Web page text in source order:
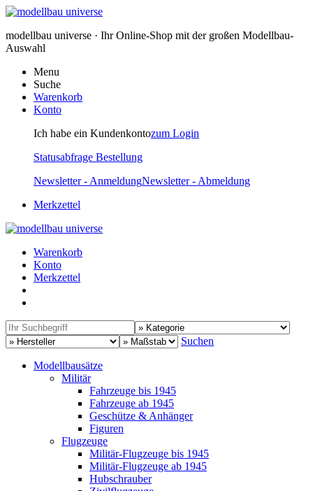
modellbau universe · Ihr Online-Shop mit der großen Modellbau-
Auswahl
Menu
Suche
Warenkorb
Konto
Ich habe ein Kundenkontozum Login
Statusabfrage Bestellung
Newsletter - AnmeldungNewsletter - Abmeldung
Merkzettel
Warenkorb
Konto
Merkzettel
Suchen
Modellbausätze
Militär
Fahrzeuge bis 1945
Fahrzeuge ab 1945
Geschütze & Anhänger
Figuren
Flugzeuge
Militär-Flugzeuge bis 1945
Militär-Flugzeuge ab 1945
Hubschrauber